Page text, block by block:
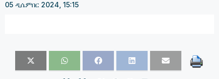
05 ዲሴምበር 2024, 15:15